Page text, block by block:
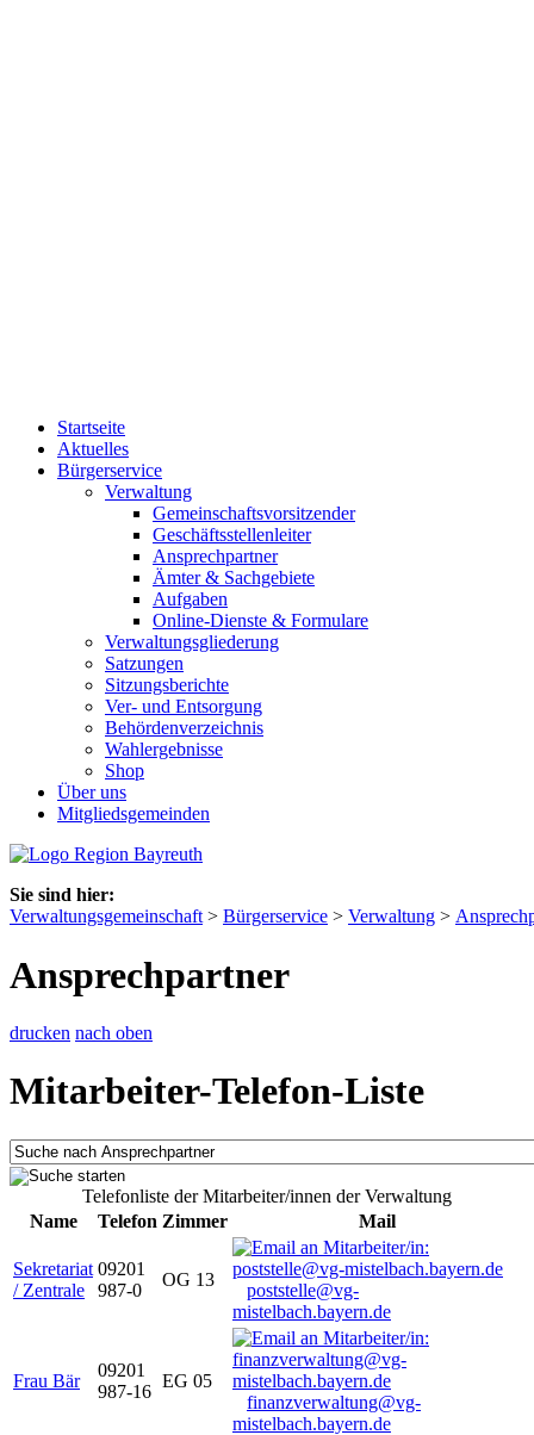
Startseite
Aktuelles
Bürgerservice
Verwaltung
Gemeinschaftsvorsitzender
Geschäftsstellenleiter
Ansprechpartner
Ämter & Sachgebiete
Aufgaben
Online-Dienste & Formulare
Verwaltungsgliederung
Satzungen
Sitzungsberichte
Ver- und Entsorgung
Behördenverzeichnis
Wahlergebnisse
Shop
Über uns
Mitgliedsgemeinden
Sie sind hier:
Verwaltungsgemeinschaft > Bürgerservice > Verwaltung >
Ansprechpartner
drucken nach oben
Mitarbeiter-Telefon-Liste
Telefonliste der Mitarbeiter/innen der Verwaltung
Name
Telefon Zimmer Mail
Sekretariat
/ Zentrale
09201
987-0
OG 13
poststelle@vg-
mistelbach.bayern.de
Frau Bär
09201
987-16
EG 05
finanzverwaltung@vg-
mistelbach.bayern.de